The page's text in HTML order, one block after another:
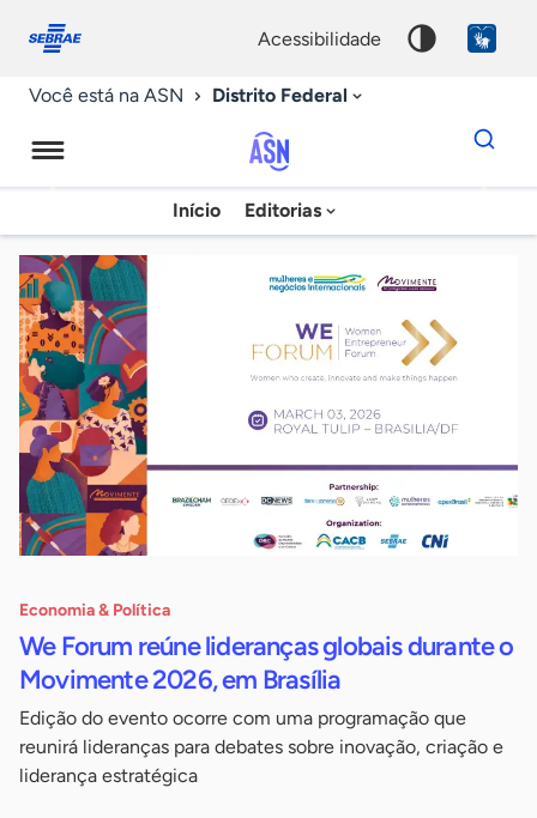
conosco
acessibilidade
Você está na ASN Distrito Federal
Agência
Sebrae
de
Notícias
Início Editorias
Dados
para
chave
Economia & Política
We Forum reúne lideranças globais durante o
Movimente 2026, em Brasília
Edição do evento ocorre com uma programação que
reunirá lideranças para debates sobre inovação, criação e
liderança estratégica